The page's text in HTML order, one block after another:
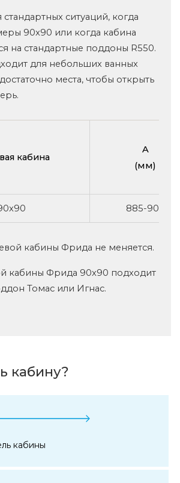
ситуаций, когда
90x90 или когда кабина
на стандартные поддоны R550.
для небольших ванных
места, чтобы открыть
кабина
A
(мм)
885-900
кабины Фрида не меняется.
кабины Фрида 90x90 подходит
Томас или Игнас.
кабину?
кабины